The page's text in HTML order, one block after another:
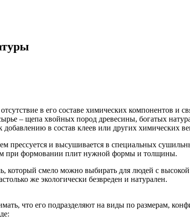
в его составе химических компонентов и
– щепа хвойных пород древесины, богатых
добавлению в состав клеев или других химических
прессуется и высушивается в специальных
при формовании плит нужной формы и толщины.
который смело можно выбирать для людей с
же экологически безвреден и натурален.
что его подразделяют на виды по размерам,